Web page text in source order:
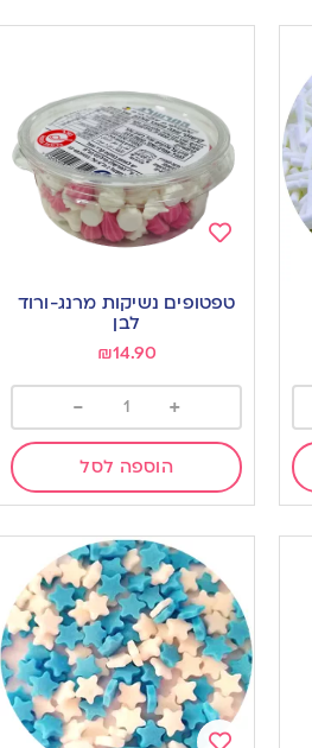
to
wishlist
טפטופים נשיקות מרנג-ורוד
לבן
₪14.90
+
-
הוספה לסל